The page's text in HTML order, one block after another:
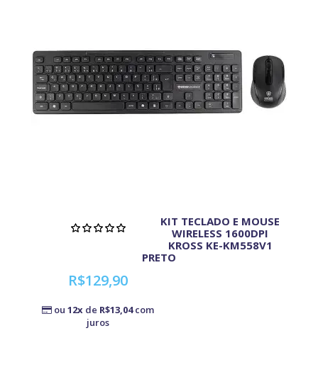
KIT TECLADO E MOUSE
WIRELESS 1600DPI
KROSS KE-KM558V1
PRETO
R$129,90
ou 12x de R$13,04com
juros